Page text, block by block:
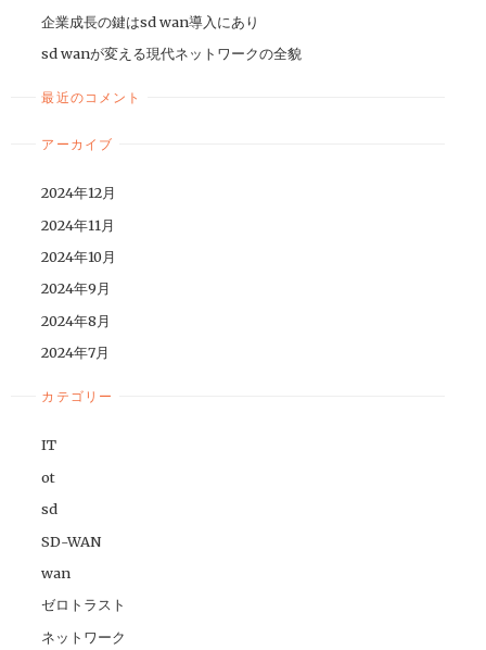
企業成長の鍵はsd wan導入にあり
sd wanが変える現代ネットワークの全貌
最近のコメント
アーカイブ
2024年12月
2024年11月
2024年10月
2024年9月
2024年8月
2024年7月
カテゴリー
IT
ot
sd
SD-WAN
wan
ゼロトラスト
ネットワーク